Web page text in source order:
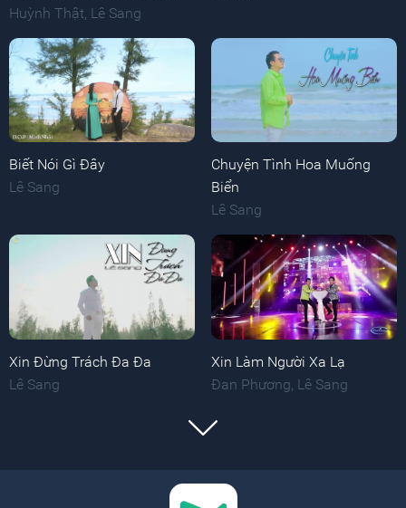
Huỳnh Thật Lê Sang
Biết Nói Gì Đây
Lê Sang
Chuyện Tình Hoa Muống
Biển
Lê Sang
Xin Đừng Trách Đa Đa
Lê Sang
Xin Làm Người Xa Lạ
Đan Phương Lê Sang